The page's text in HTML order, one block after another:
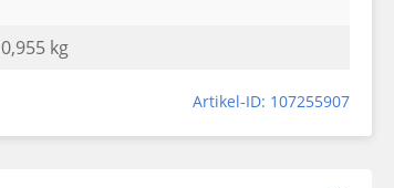
0,955 kg
Artikel-ID: 107255907